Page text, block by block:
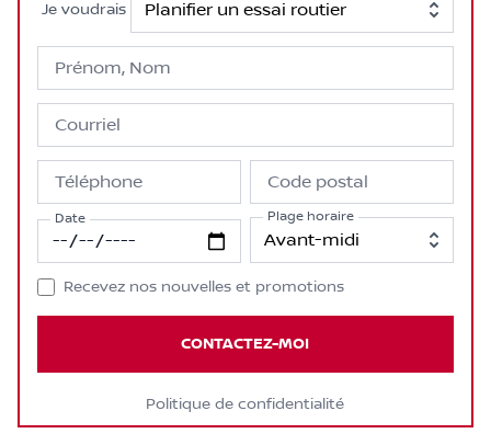
Je voudrais
Prénom, Nom
Courriel
Téléphone Code postal
Date Plage horaire
Recevez nos nouvelles et promotions
CONTACTEZ-MOI
Politique de confidentialité